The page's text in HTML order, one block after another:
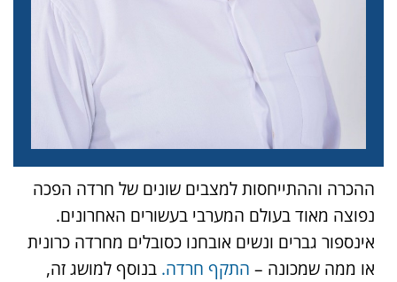
ההכרה וההתייחסות למצבים שונים של חרדה הפכה
נפוצה מאוד בעולם המערבי בעשורים האחרונים.
אינספור גברים ונשים אובחנו כסובלים מחרדה כרונית
או ממה שמכונה – התקף חרדה. בנוסף למושג זה,